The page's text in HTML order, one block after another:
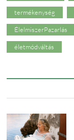
termékenység
ÉlelmiszerPazarlás
életmódváltás